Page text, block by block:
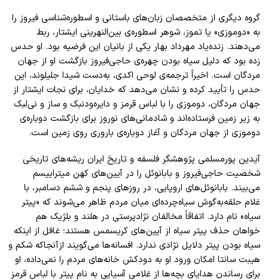
گروه دیگری از متخصصان زبان‌های باستانی و اسطوره‌شناسی فیروز را
به «دوموزی» یا تموز، شوهر اسطوره‌ی بین‌النهرینی ایشتار، ربط
می‌دهند. زنده‌یاد مهرداد بهار یکی از بانیان این فرضیه بود. او حدس
زده بود که دلیل سیاه بودن چهره‌ی حاجی‌فیروز بازگشت او از جهان
مردگان است. اخیراً ترجمه‌ی لوحی اکدی، به‌دست شیدا جلیلوند، این
حدس را تأیید کرده و نشان می‌دهد که خدایان، برای نجات ایشتار از
جهان مردگان، دوموزی را با لباس قرمز و دایره‌ودنبک و ساز و نی‌لبک
به زیر زمین فرستاده‌اند و شادمانی‌های نوروز برای بازگشت دوباره‌ی
دوموزی از جهان مردگان و آغاز دوباره‌ی باروری روی زمین است.
آیدین پورمسلمی پژوهشگر فلسفه و تاریخ ایران ریشه‌های تاریخی
شخصیت حاجی‌فیروز و بابانوئل را در آیین‌های کهن میتراییسم
می‌بیند. بابانوئل‌های اروپایی، در روزهای پنجم و ششم دسامبر، با
غلام حلقه‌به‌گوش سیاه‌چرده‌ای میان مردم ظاهر می‌شوند که «پیتر
سیاه» نام دارد. اتفاقاً مخالفان نژادپرستی در هلند و بلژیک هم
خواهان حذف پیتر سیاه از آیین‌های کریسمس هستند؛ غافل از اینکه
سیاه بودن پیتر دلایل نژادی ندارد. افسانه‌ها می‌گویند ازآنجاکه شکم و
هیبت سانتا امکان ورود او به دودکش خانه‌های مردم را نمی‌داده، او
برای رساندن هدایای بچه‌ها از غلامی آسیایی به نام پیتر با لباس قرمز